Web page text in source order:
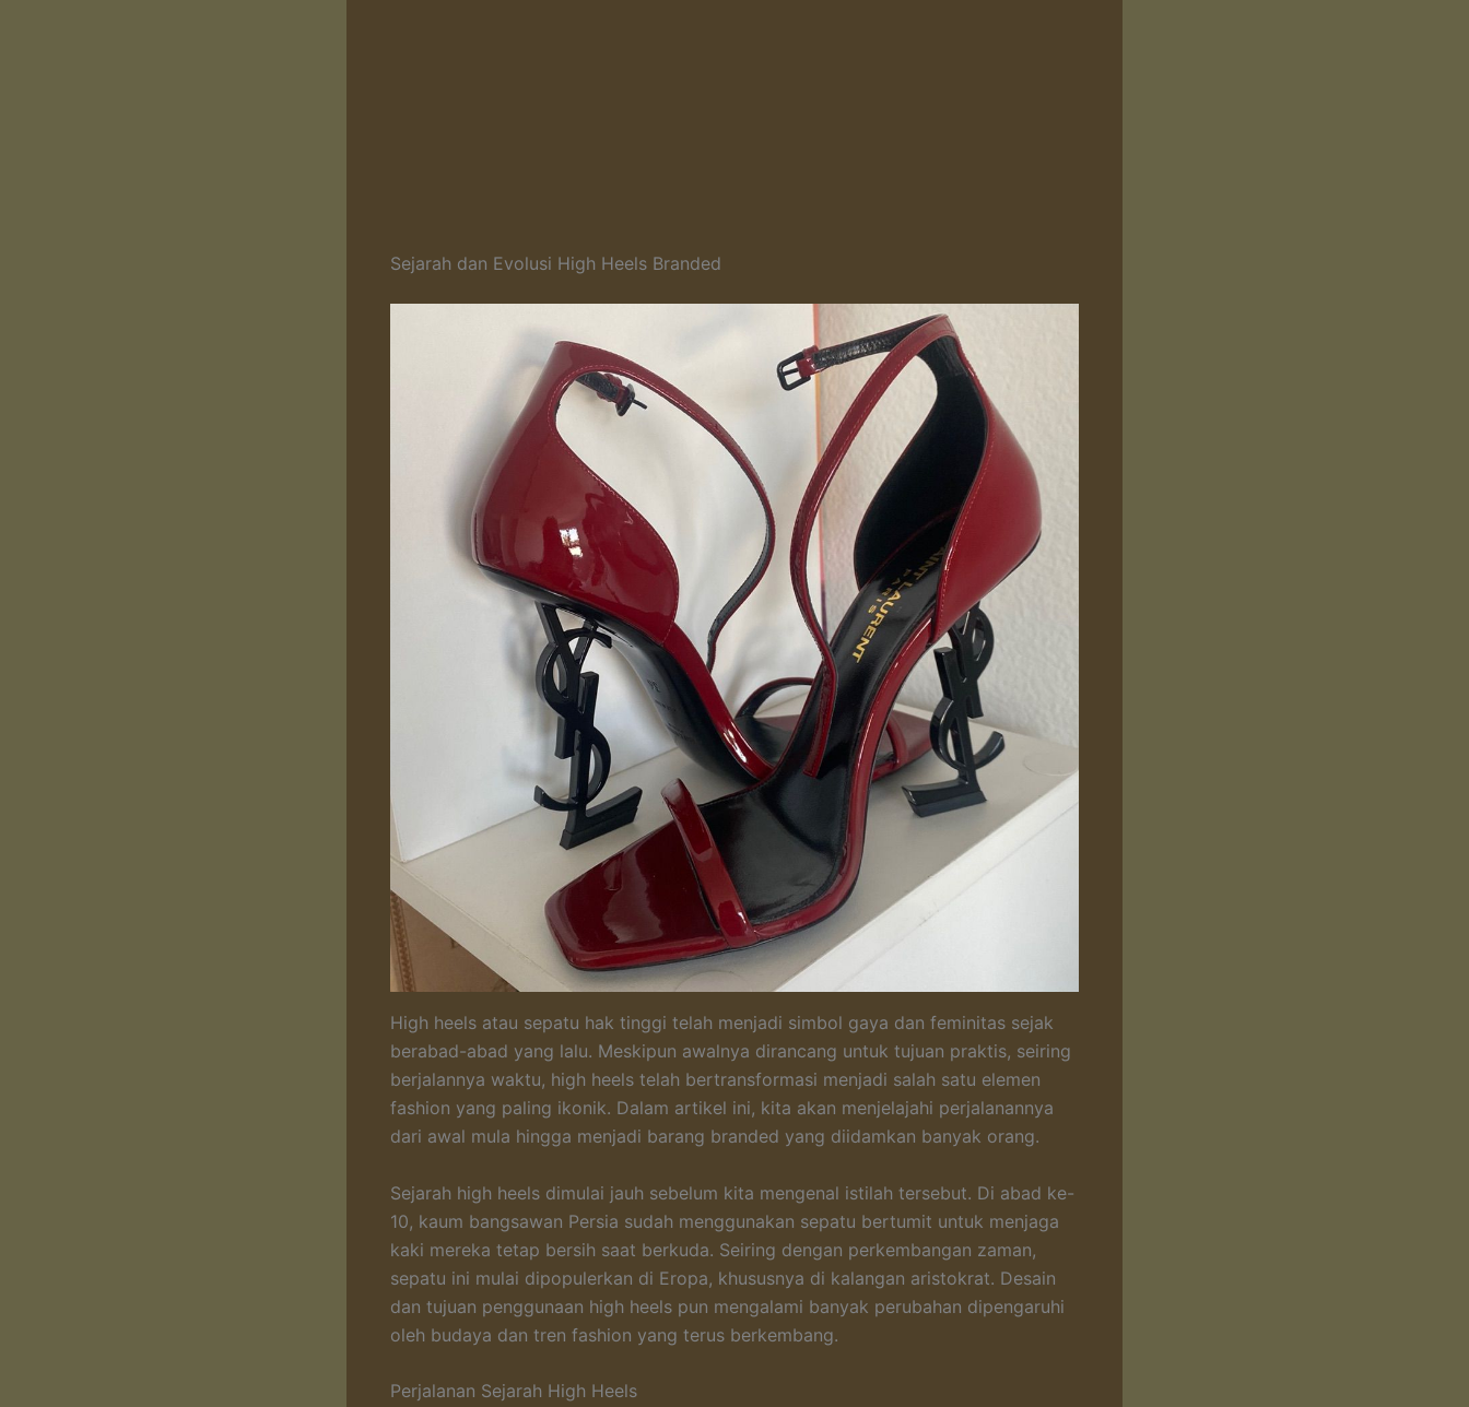
Sejarah dan Evolusi High Heels Branded
High heels atau sepatu hak tinggi telah menjadi simbol gaya dan feminitas sejak
berabad-abad yang lalu. Meskipun awalnya dirancang untuk tujuan praktis, seiring
berjalannya waktu, high heels telah bertransformasi menjadi salah satu elemen
fashion yang paling ikonik. Dalam artikel ini, kita akan menjelajahi perjalanannya
dari awal mula hingga menjadi barang branded yang diidamkan banyak orang.
Sejarah high heels dimulai jauh sebelum kita mengenal istilah tersebut. Di abad ke-
10, kaum bangsawan Persia sudah menggunakan sepatu bertumit untuk menjaga
kaki mereka tetap bersih saat berkuda. Seiring dengan perkembangan zaman,
sepatu ini mulai dipopulerkan di Eropa, khususnya di kalangan aristokrat. Desain
dan tujuan penggunaan high heels pun mengalami banyak perubahan dipengaruhi
oleh budaya dan tren fashion yang terus berkembang.
Perjalanan Sejarah High Heels